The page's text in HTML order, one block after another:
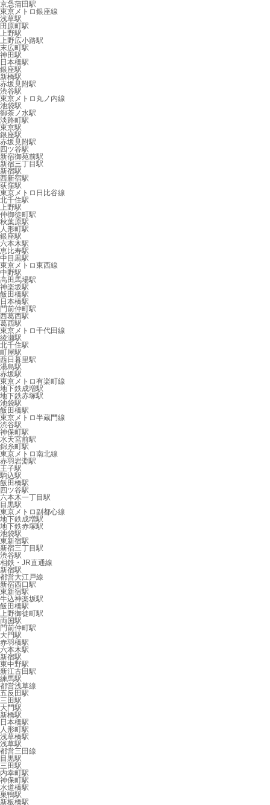
京急蒲田駅
東京メトロ銀座線
浅草駅
田原町駅
上野駅
上野広小路駅
末広町駅
神田駅
日本橋駅
銀座駅
新橋駅
赤坂見附駅
渋谷駅
東京メトロ丸ノ内線
池袋駅
御茶ノ水駅
淡路町駅
東京駅
銀座駅
赤坂見附駅
四ツ谷駅
新宿御苑前駅
新宿三丁目駅
新宿駅
西新宿駅
荻窪駅
東京メトロ日比谷線
北千住駅
上野駅
仲御徒町駅
秋葉原駅
人形町駅
銀座駅
六本木駅
恵比寿駅
中目黒駅
東京メトロ東西線
中野駅
高田馬場駅
神楽坂駅
飯田橋駅
日本橋駅
門前仲町駅
西葛西駅
葛西駅
東京メトロ千代田線
綾瀬駅
北千住駅
町屋駅
西日暮里駅
湯島駅
赤坂駅
東京メトロ有楽町線
地下鉄成増駅
地下鉄赤塚駅
池袋駅
飯田橋駅
東京メトロ半蔵門線
渋谷駅
神保町駅
水天宮前駅
錦糸町駅
東京メトロ南北線
赤羽岩淵駅
王子駅
駒込駅
飯田橋駅
四ツ谷駅
六本木一丁目駅
目黒駅
東京メトロ副都心線
地下鉄成増駅
地下鉄赤塚駅
池袋駅
東新宿駅
新宿三丁目駅
渋谷駅
相鉄・JR直通線
新宿駅
都営大江戸線
新宿西口駅
東新宿駅
牛込神楽坂駅
飯田橋駅
上野御徒町駅
両国駅
門前仲町駅
大門駅
赤羽橋駅
六本木駅
新宿駅
東中野駅
新江古田駅
練馬駅
都営浅草線
五反田駅
三田駅
大門駅
新橋駅
日本橋駅
人形町駅
浅草橋駅
浅草駅
都営三田線
目黒駅
三田駅
内幸町駅
神保町駅
水道橋駅
巣鴨駅
新板橋駅